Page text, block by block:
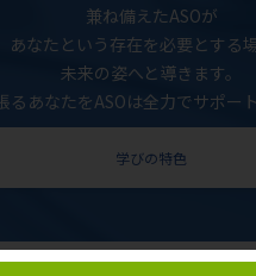
兼ね備えたASOが
あなたという存在を必要とする場
未来の姿へと導きます。
るあなたをASOは全力でサポート
学びの特色